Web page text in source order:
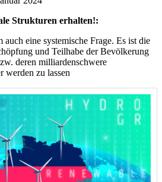
Strukturen erhalten!:
eine systemische Frage. Es ist die
und Teilhabe der Bevölkerung
deren milliardenschwere
werden zu lassen